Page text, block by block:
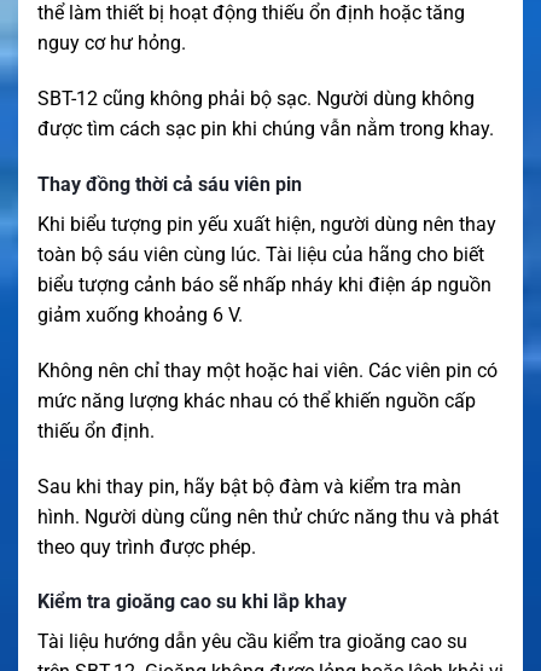
thể làm thiết bị hoạt động thiếu ổn định hoặc tăng
nguy cơ hư hỏng.
SBT-12 cũng không phải bộ sạc. Người dùng không
được tìm cách sạc pin khi chúng vẫn nằm trong khay.
Thay đồng thời cả sáu viên pin
Khi biểu tượng pin yếu xuất hiện, người dùng nên thay
toàn bộ sáu viên cùng lúc. Tài liệu của hãng cho biết
biểu tượng cảnh báo sẽ nhấp nháy khi điện áp nguồn
giảm xuống khoảng 6 V.
Không nên chỉ thay một hoặc hai viên. Các viên pin có
mức năng lượng khác nhau có thể khiến nguồn cấp
thiếu ổn định.
Sau khi thay pin, hãy bật bộ đàm và kiểm tra màn
hình. Người dùng cũng nên thử chức năng thu và phát
theo quy trình được phép.
Kiểm tra gioăng cao su khi lắp khay
Tài liệu hướng dẫn yêu cầu kiểm tra gioăng cao su